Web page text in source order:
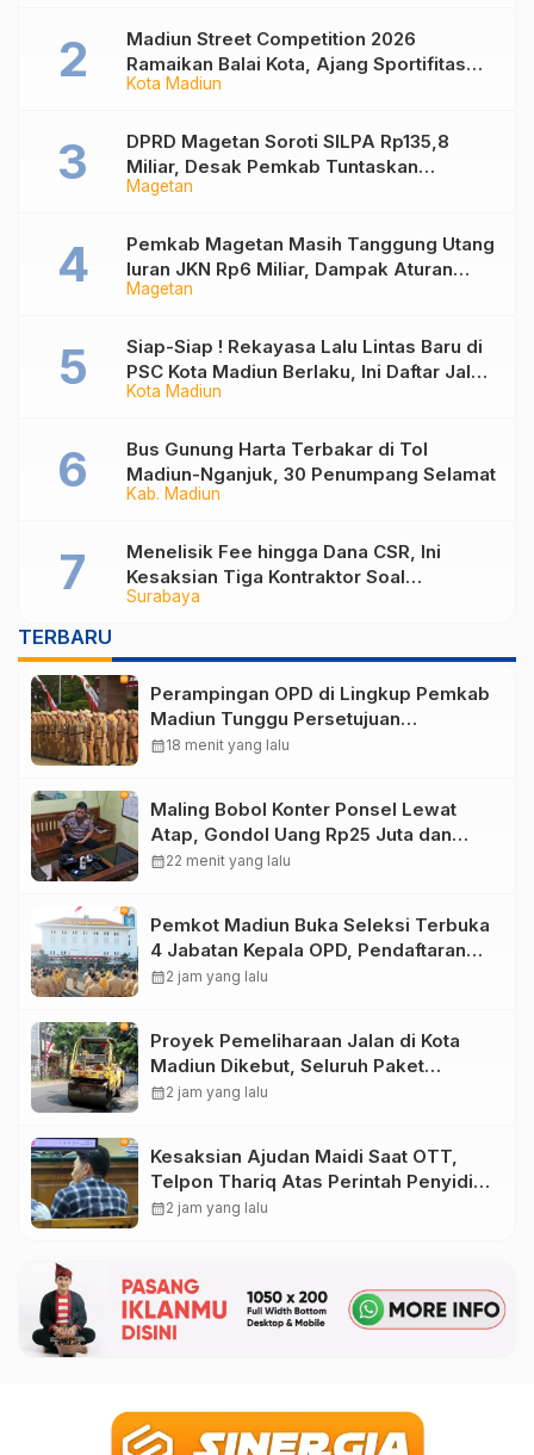
Kota Madiun
Madiun Street Competition 2026
Ramaikan Balai Kota, Ajang Sportifitas
Anak Muda dari Basket 3×3 hingga Mural
Magetan
DPRD Magetan Soroti SILPA Rp135,8
Miliar, Desak Pemkab Tuntaskan
Kelebihan Bayar Proyek
Magetan
Pemkab Magetan Masih Tanggung Utang
Iuran JKN Rp6 Miliar, Dampak Aturan
Berlaku Surut dan Tekanan Fiskal
Kota Madiun
Siap-Siap ! Rekayasa Lalu Lintas Baru di
PSC Kota Madiun Berlaku, Ini Daftar Jalan
yang Berubah
Kab. Madiun
Bus Gunung Harta Terbakar di Tol
Madiun-Nganjuk, 30 Penumpang Selamat
Surabaya
Menelisik Fee hingga Dana CSR, Ini
Kesaksian Tiga Kontraktor Soal
Mekanisme Proyek di DPUPR Kota
TERBARU
Perampingan OPD di Lingkup Pemkab
Madiun Tunggu Persetujuan
Kemendagri
calendar_month18 menit yang lalu
Maling Bobol Konter Ponsel Lewat
Atap, Gondol Uang Rp25 Juta dan
Empat HP di Ponorogo
calendar_month22 menit yang lalu
Pemkot Madiun Buka Seleksi Terbuka
4 Jabatan Kepala OPD, Pendaftaran
Dibuka hingga 16 Agustus 2026
calendar_month2 jam yang lalu
Proyek Pemeliharaan Jalan di Kota
Madiun Dikebut, Seluruh Paket
Pekerjaan Lampaui Target
calendar_month2 jam yang lalu
Kesaksian Ajudan Maidi Saat OTT,
Telpon Thariq Atas Perintah Penyidik
KPK, Wali Kota Madiun Nonaktif
calendar_month2 jam yang lalu